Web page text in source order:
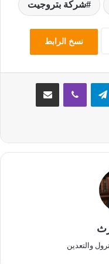
شركة بتروجيت
نسخ الرابط
تيلقرام ڤايبر مشاركة عبر البريد
والتعدين